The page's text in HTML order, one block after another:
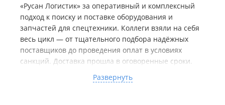
«Русан Логистик» за оперативный и комплексный
подход к поиску и поставке оборудования и
запчастей для спецтехники. Коллеги взяли на себя
весь цикл — от тщательного подбора надёжных
поставщиков до проведения оплат в условиях
санкций. Доставка прошла в оговоренные сроки.
профессионального партнёра по ВЭД,
Развернуть